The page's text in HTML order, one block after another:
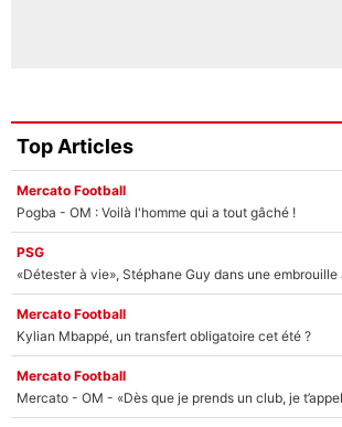
Top Articles
Mercato Football
Pogba - OM : Voilà l'homme qui a tout gâché !
PSG
«Détester à vie», Stéphane Guy dans une embrouille
Mercato Football
Kylian Mbappé, un transfert obligatoire cet été ?
Mercato Football